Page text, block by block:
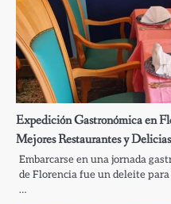
Expedición Gastronómica en
Mejores Restaurantes y
Embarcarse en una jornada
de Florencia fue un deleite
…